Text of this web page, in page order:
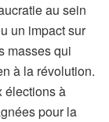
au sein
un impact sur
masses qui
à la révolution.
élections à
pour la